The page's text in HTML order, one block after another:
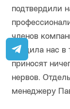
подтвердили
членов
убедила нас в
приносят
нервов.
менеджеру